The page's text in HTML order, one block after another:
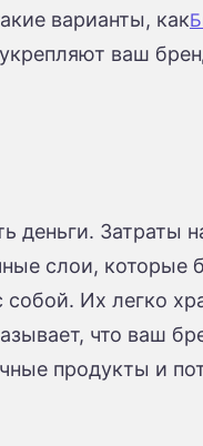
варианты, как
ваш
Затраты
слои, которые
Их легко
что ваш
продукты и